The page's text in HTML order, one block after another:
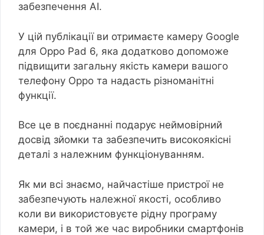
забезпечення AI.
У цій публікації ви отримаєте камеру Google
для Oppo Pad 6, яка додатково допоможе
підвищити загальну якість камери вашого
телефону Oppo та надасть різноманітні
функції.
Все це в поєднанні подарує неймовірний
досвід зйомки та забезпечить високоякісні
деталі з належним функціонуванням.
Як ми всі знаємо, найчастіше пристрої не
забезпечують належної якості, особливо
коли ви використовуєте рідну програму
камери, і в той же час виробники смартфонів